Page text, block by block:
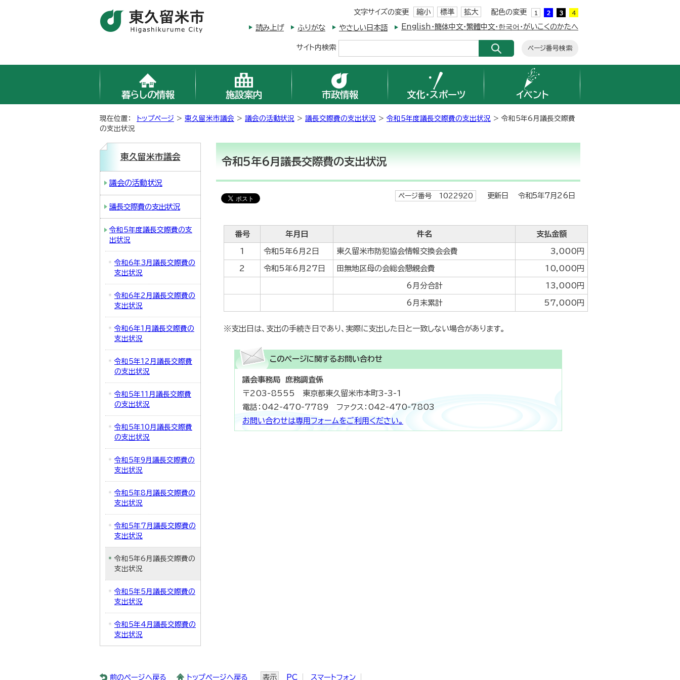
文字サイズの変更 縮小 標準 拡大 配色の変更
読み上げ ふりがな やさしい日本語 English・簡体中文・繁體中文・한국어・がいこくのかたへ
サイト内検索 ページ番号検索
暮らしの情報 施設案内 市政情報 文化・スポーツ イベント
現在位置： トップページ > 東久留米市議会 > 議会の活動状況 > 議長交際費の支出状況 >令和5年度議長交際費の支出状況 > 令和5年6月議長交際費
の支出状況
令和5年6月議長交際費の支出状況
ページ番号 1022920 更新日 令和5年7月26日
番号 年月日 件名 支払金額
1 令和5年6月2日 東久留米市防犯協会情報交換会会費 3,000円
2 令和5年6月27日 田無地区母の会総会懇親会費 10,000円
6月分合計 13,000円
6月末累計 57,000円
※支出日は、支出の手続き日であり、実際に支出した日と一致しない場合があります。
このページに関するお問い合わせ
議会事務局 庶務調査係
〒203-8555 東京都東久留米市本町3-3-1
電話：042-470-7789 ファクス：042-470-7803
お問い合わせは専用フォームをご利用ください。
東久留米市議会
議会の活動状況
議長交際費の支出状況
令和5年度議長交際費の支
出状況
令和6年3月議長交際費の
支出状況
令和6年2月議長交際費の
支出状況
令和6年1月議長交際費の
支出状況
令和5年12月議長交際費
の支出状況
令和5年11月議長交際費
の支出状況
令和5年10月議長交際費
の支出状況
令和5年9月議長交際費の
支出状況
令和5年8月議長交際費の
支出状況
令和5年7月議長交際費の
支出状況
令和5年6月議長交際費の
支出状況
令和5年5月議長交際費の
支出状況
令和5年4月議長交際費の
支出状況
前のページへ戻る トップページへ戻る 表示 PC スマートフォン